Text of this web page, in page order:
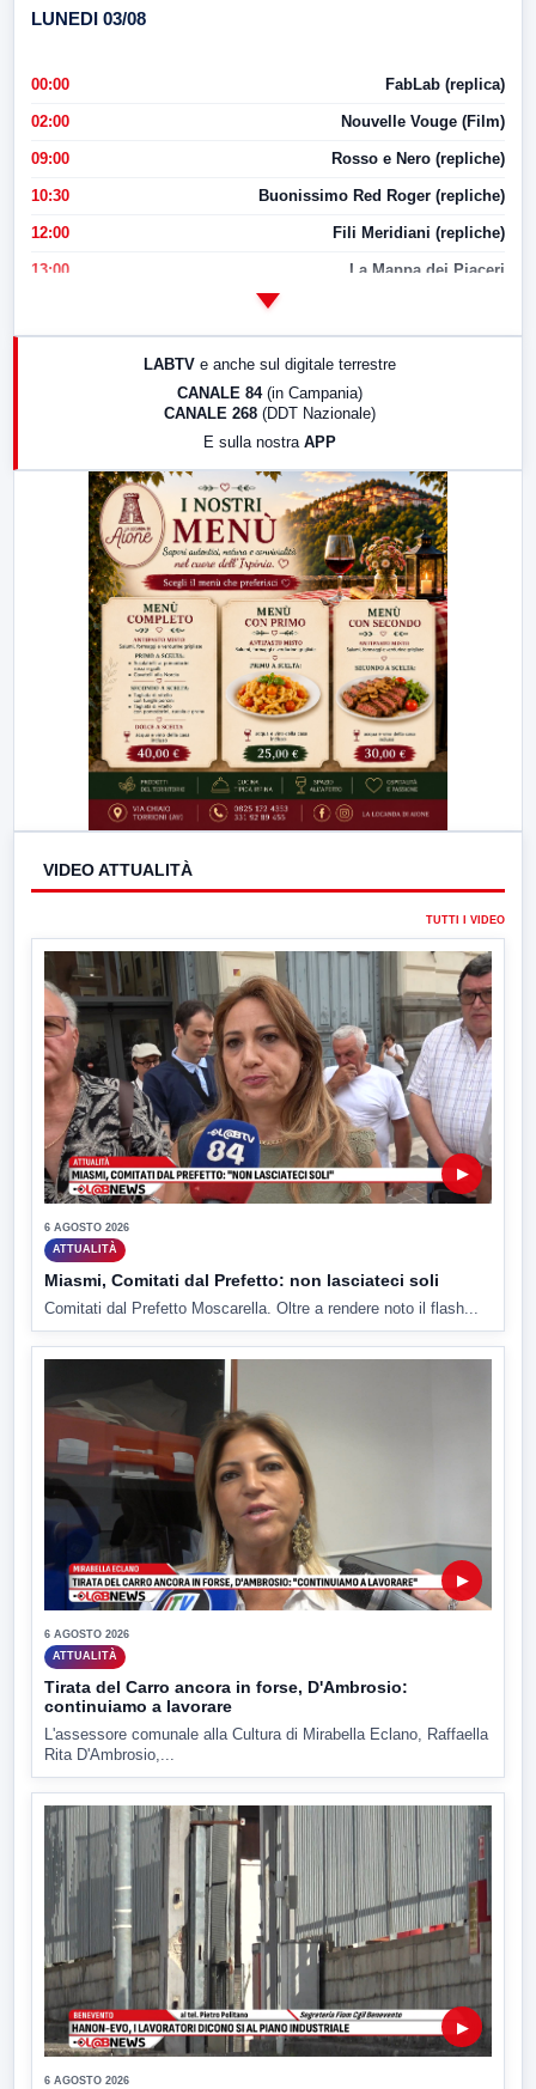
LUNEDI 03/08
00:00 FabLab (replica)
02:00 Nouvelle Vouge (Film)
09:00 Rosso e Nero (repliche)
10:30 Buonissimo Red Roger (repliche)
12:00 Fili Meridiani (repliche)
13:00 La Mappa dei Piaceri
LabNews (replica)
LABTV e anche sul digitale terrestre
CANALE 84 (in Campania)
CANALE 268 (DDT Nazionale)
E sulla nostra APP
VIDEO ATTUALITÀ
TUTTI I VIDEO
▶
6 AGOSTO 2026
ATTUALITÀ
Miasmi, Comitati dal Prefetto: non lasciateci soli
Comitati dal Prefetto Moscarella. Oltre a rendere noto il flash...
▶
6 AGOSTO 2026
ATTUALITÀ
Tirata del Carro ancora in forse, D'Ambrosio:
continuiamo a lavorare
L'assessore comunale alla Cultura di Mirabella Eclano, Raffaella
Rita D'Ambrosio,...
▶
6 AGOSTO 2026